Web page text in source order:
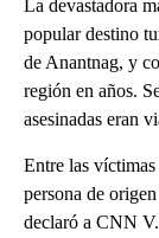
La devastadora
popular destino
de Anantnag, y
región en años.
asesinadas eran
Entre las
persona de
declaró a CNN